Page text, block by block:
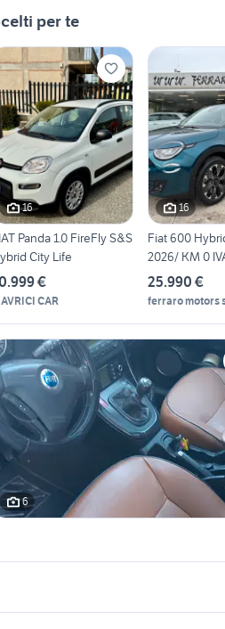
per te
16
Panda 1.0 FireFly S&S
City Life
€
CAR
16
Fiat 600
2026/ KM 0
Tu
25.990 €
ferraro motors
6